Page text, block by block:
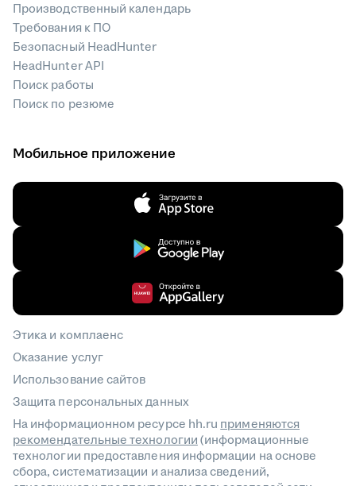
Производственный календарь
Требования к ПО
Безопасный HeadHunter
HeadHunter API
Поиск работы
Поиск по резюме
Мобильное приложение
Этика и комплаенс
Оказание услуг
Использование сайтов
Защита персональных данных
На информационном ресурсе hh.ru применяются
рекомендательные технологии(информационные
технологии предоставления информации на основе
сбора, систематизации и анализа сведений,